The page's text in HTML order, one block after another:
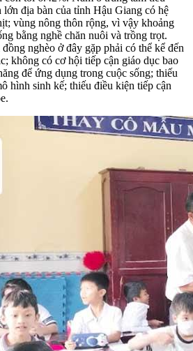
địa bàn của tỉnh Hậu Giang có hệ
vùng nông thôn rộng, vì vậy khoảng
bằng nghề chăn nuôi và trồng trọt.
nghèo ở đây gặp phải có thể kể đến
không có cơ hội tiếp cận giáo dục bao
để ứng dụng trong cuộc sống; thiếu
hình sinh kế; thiếu điều kiện tiếp cận